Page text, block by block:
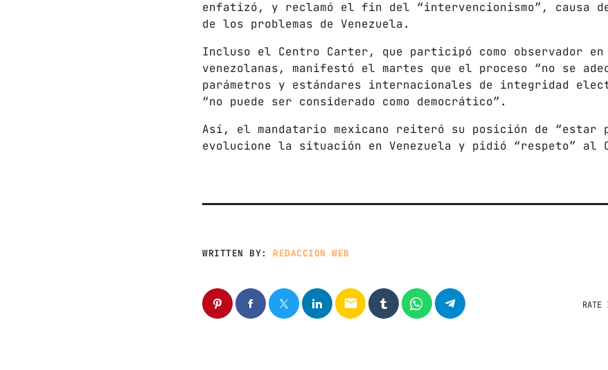
enfatizó, y reclamó el fin del “intervencionismo”, causa
de los problemas de Venezuela.
Incluso el Centro Carter, que participó como observador
venezolanas, manifestó el martes que el proceso “no se
parámetros y estándares internacionales de integridad
“no puede ser considerado como democrático”.
Así, el mandatario mexicano reiteró su posición de “estar
evolucione la situación en Venezuela y pidió “respeto” al
WRITTEN BY: REDACCION WEB
email RATE